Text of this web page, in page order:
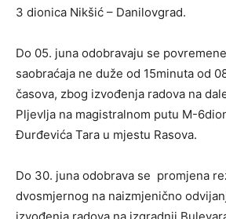
3 dionica Nikšić – Danilovgrad.
Do 05. juna odobravaju se
saobraćaja ne duže od 15minuta od
časova, zbog izvođenja radova na
Pljevlja na magistralnom putu M-
Đurđevića Tara u mjestu Rasova.
Do 30. juna odobrava se promjena
dvosmjernog na naizmjenično